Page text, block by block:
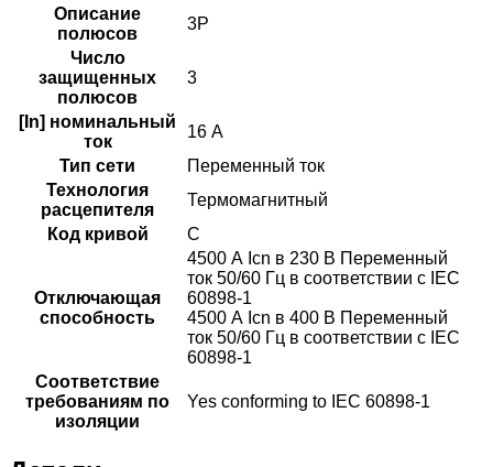
Описание
полюсов
3P
Число
защищенных
полюсов
3
[In] номинальный
ток
16 A
Тип сети
Переменный ток
Технология
расцепителя
Термомагнитный
Код кривой
C
Отключающая
способность
4500 А Icn в 230 В Переменный
ток 50/60 Гц в соответствии с IEC
60898-1
4500 А Icn в 400 В Переменный
ток 50/60 Гц в соответствии с IEC
60898-1
Соответствие
требованиям по
изоляции
Yes conforming to IEC 60898-1